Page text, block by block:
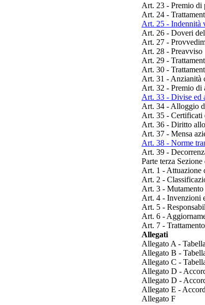
Art. 23 - Premio di
Art. 24 -
Art. 25 - Indennità
Art. 26 - Doveri
Art. 27 -
Art. 28 - Preavviso
Art. 29 -
Art. 30 -
Art. 31 - Anzianità
Art. 32 - Premio di
Art. 33 - Divise ed
Art. 34 - Alloggio
Art. 35 - Certificati
Art. 36 - Diritto
Art. 37 - Mensa
Art. 38 - Norme
Art. 39 -
Parte terza
Art. 1 - Attuazione
Art. 2 -
Art. 3 -
Art. 4 - Invenzioni
Art. 5 -
Art. 6 -
Art. 7 -
Allegati
Allegato A -
Allegato B -
Allegato C -
Allegato D -
Allegato D -
Allegato E -
Allegato F